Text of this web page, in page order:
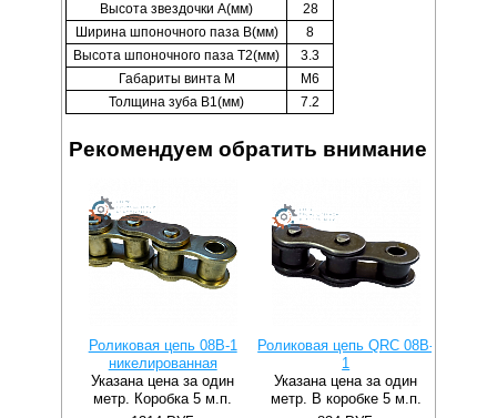
Высота звездочки A(мм)
28
Ширина шпоночного паза B(мм)
8
Высота шпоночного паза T2(мм)
3.3
Габариты винта M
M6
Толщина зуба B1(мм)
7.2
Рекомендуем обратить внимание
Роликовая цепь 08B-1
никелированная
Указана цена за один
метр. Коробка 5 м.п.
Роликовая цепь QRC 08B-
1
Указана цена за один
метр. В коробке 5 м.п.